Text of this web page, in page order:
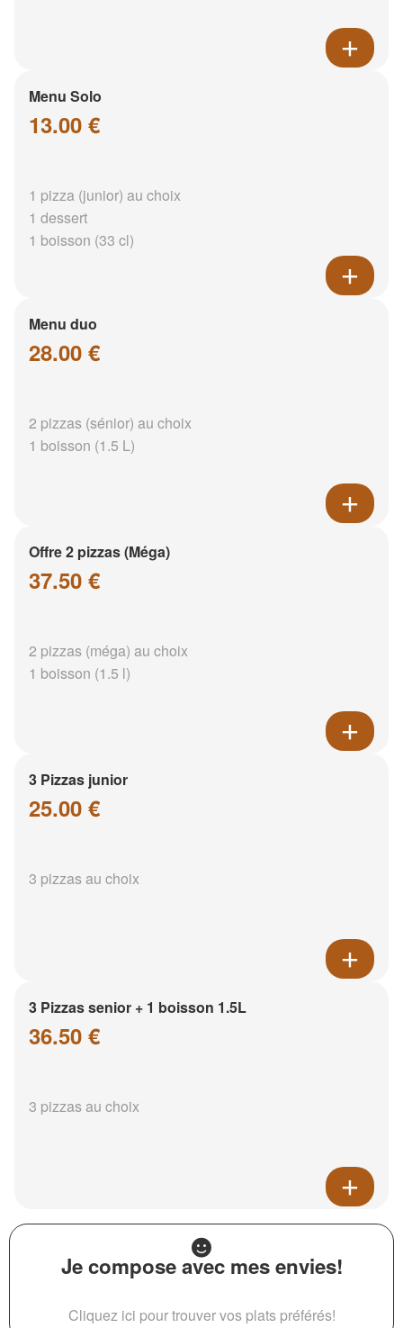
Menu Solo
13.00 €
1 pizza (junior) au choix
1 dessert
1 boisson (33 cl)
Menu duo
28.00 €
2 pizzas (sénior) au choix
1 boisson (1.5 L)
Offre 2 pizzas (Méga)
37.50 €
2 pizzas (méga) au choix
1 boisson (1.5 l)
3 Pizzas junior
25.00 €
3 pizzas au choix
3 Pizzas senior + 1 boisson 1.5L
36.50 €
3 pizzas au choix
Je compose avec mes envies!
Cliquez ici pour trouver vos plats préférés!